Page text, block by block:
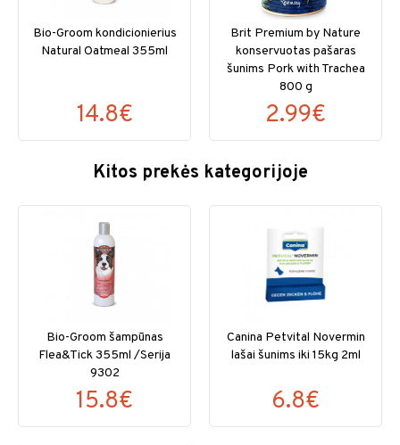
Bio-Groom kondicionierius
Natural Oatmeal 355ml
14.8€
Brit Premium by Nature
konservuotas pašaras
šunims Pork with Trachea
800 g
2.99€
Kitos prekės kategorijoje
Bio-Groom šampūnas
Flea&Tick 355ml /Serija
9302
15.8€
Canina Petvital Novermin
lašai šunims iki 15kg 2ml
6.8€